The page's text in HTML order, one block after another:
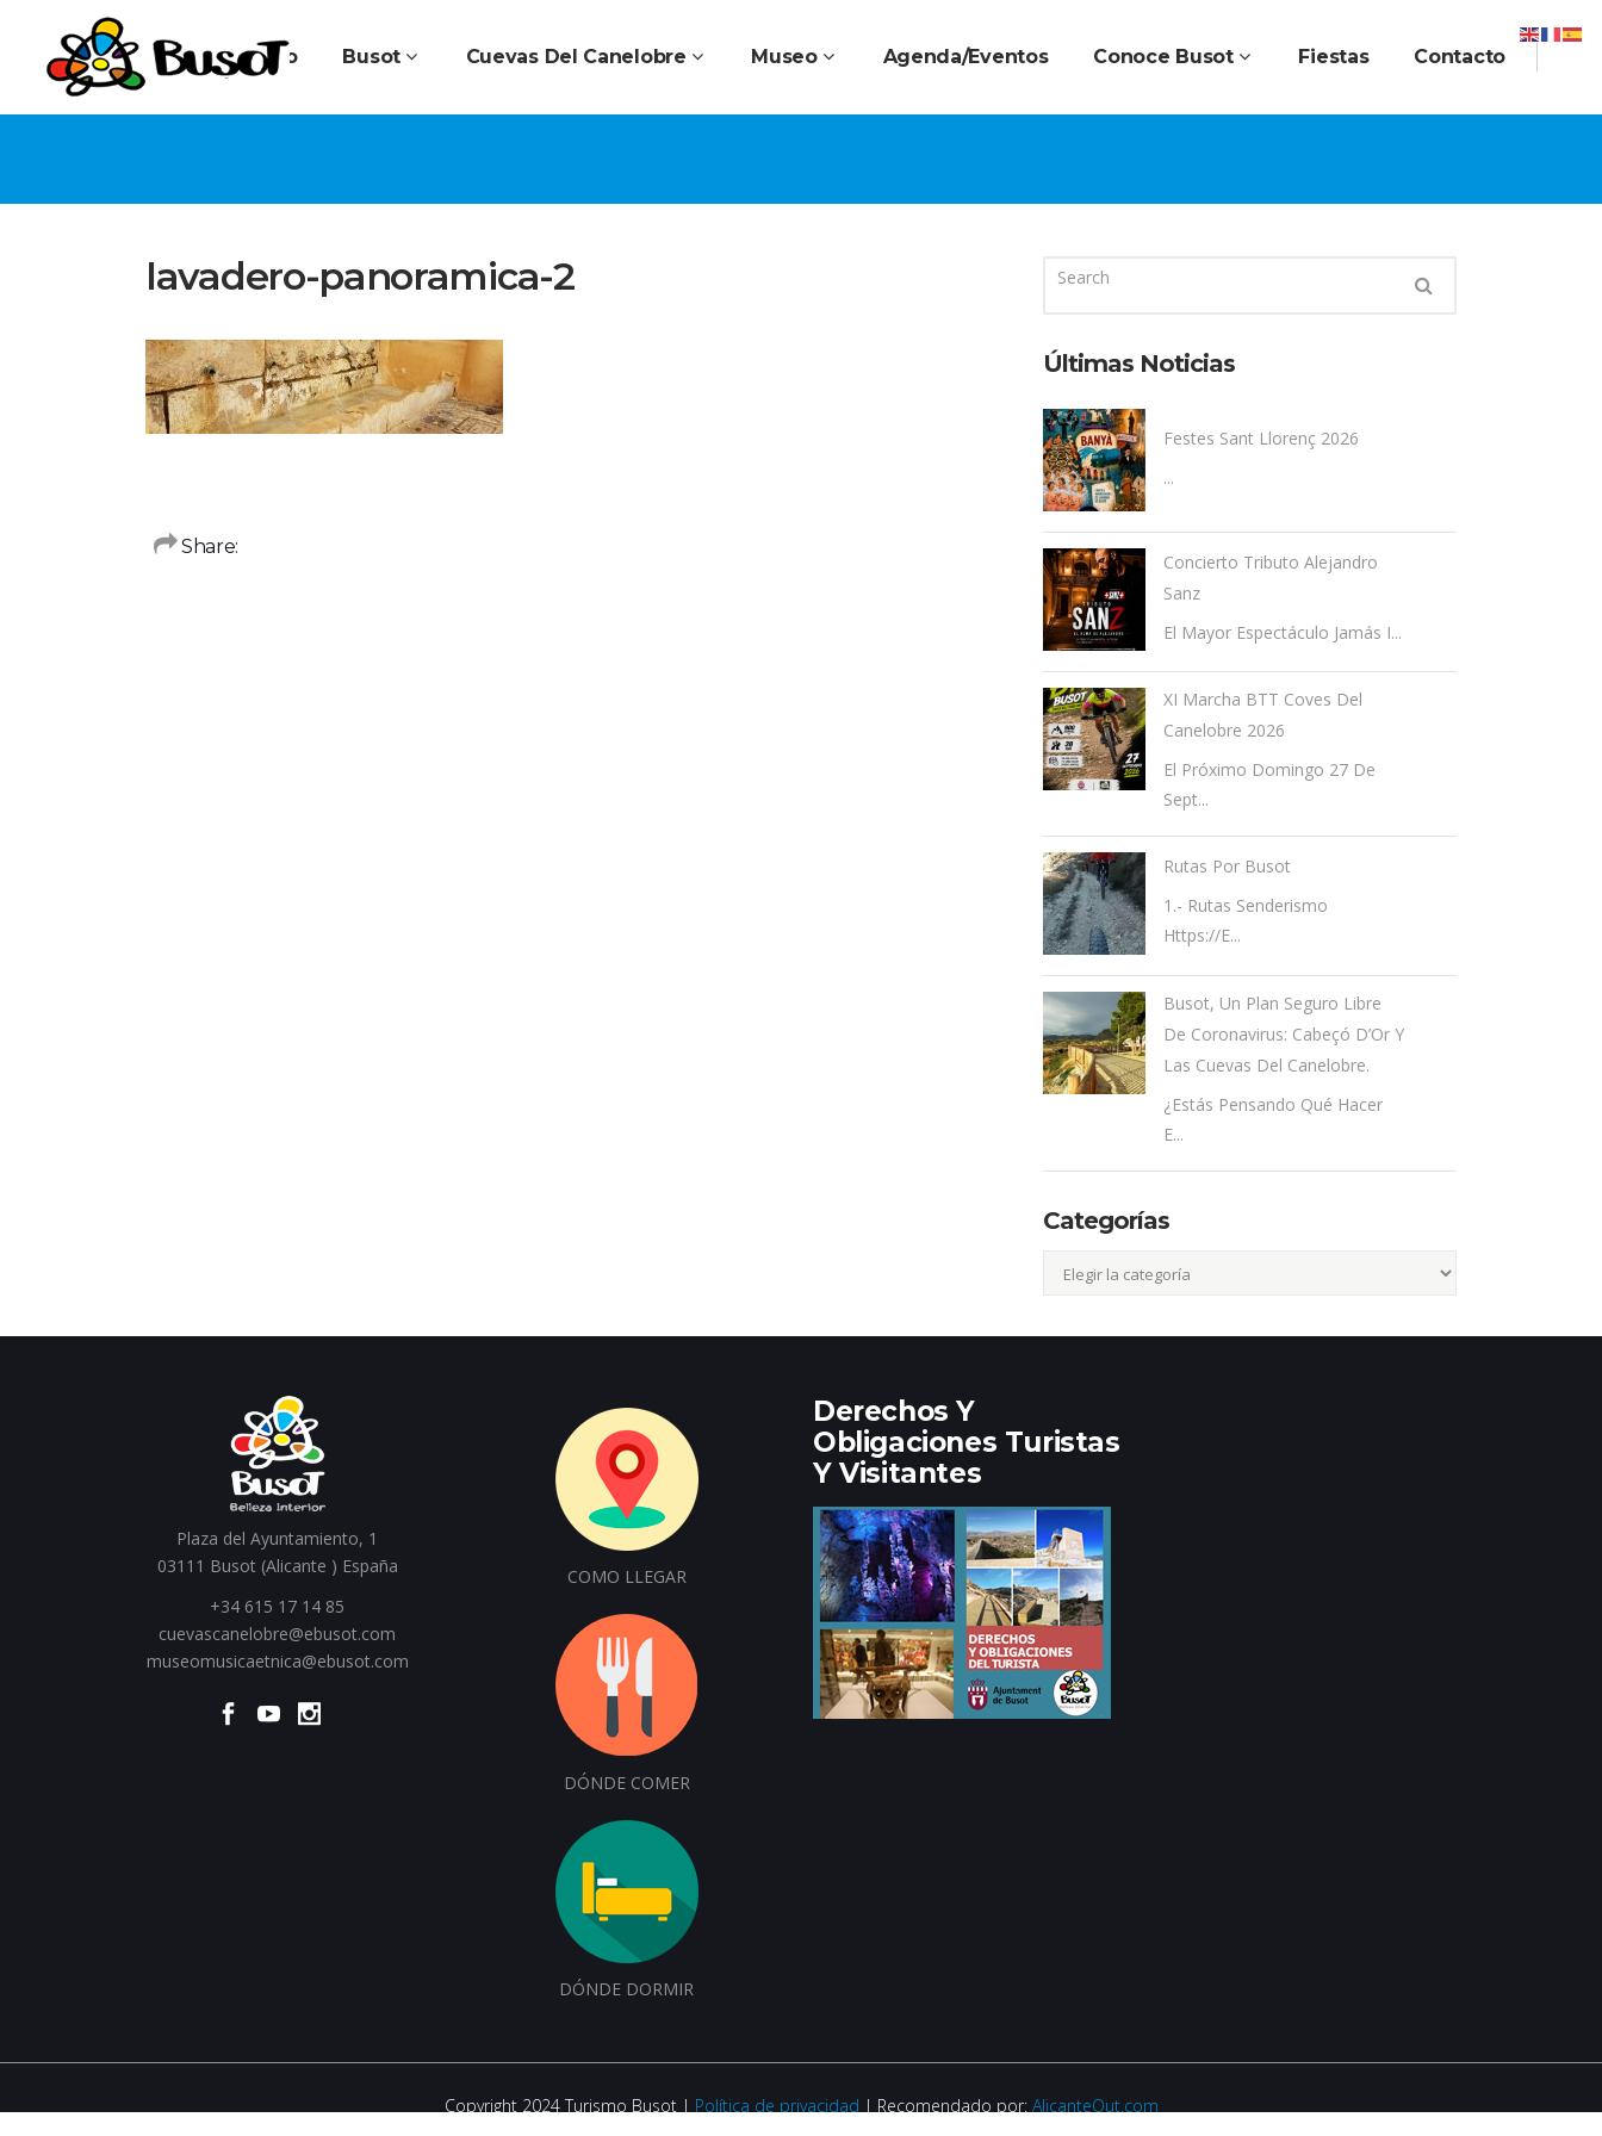
Inicio Busot Cuevas Del Canelobre Museo Agenda/Eventos Conoce Busot Fiestas Contacto
lavadero-panoramica-2
Share:
Últimas Noticias
Festes Sant Llorenç 2026
...
Concierto Tributo Alejandro
Sanz
El Mayor Espectáculo Jamás I...
XI Marcha BTT Coves Del
Canelobre 2026
El Próximo Domingo 27 De
Sept...
Rutas Por Busot
1.- Rutas Senderismo
Https://e...
Busot, Un Plan Seguro Libre
De Coronavirus: Cabeçó D’Or Y
Las Cuevas Del Canelobre.
¿Estás Pensando Qué Hacer
E...
Categorías
Categorías
Plaza del Ayuntamiento, 1
03111 Busot (Alicante ) España
+34 615 17 14 85
cuevascanelobre@ebusot.com
museomusicaetnica@ebusot.com
COMO LLEGAR
DÓNDE COMER
DÓNDE DORMIR
Derechos Y
Obligaciones Turistas
Y Visitantes
Copyright 2024 Turismo Busot | Política de privacidad | Recomendado por: AlicanteOut.com